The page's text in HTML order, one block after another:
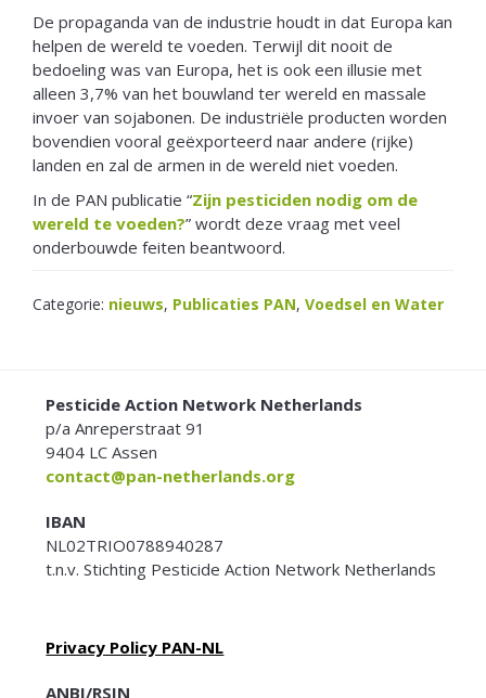
De propaganda van de industrie houdt in dat Europa kan
helpen de wereld te voeden. Terwijl dit nooit de
bedoeling was van Europa, het is ook een illusie met
alleen 3,7% van het bouwland ter wereld en mas­sale
invoer van sojabonen. De industriële producten worden
bovendien vooral geëxporteerd naar andere (rijke)
landen en zal de armen in de wereld niet voeden.
In de PAN publicatie “Zijn pesticiden nodig om de
wereld te voeden?” wordt deze vraag met veel
onderbouwde feiten beantwoord.
Categorie: nieuws, Publicaties PAN, Voedsel en Water
FOOTERPesticide Action Network Netherlands
p/a Anreperstraat 91
9404 LC Assen
contact@pan-netherlands.org
IBAN
NL02TRIO0788940287
t.n.v. Stichting Pesticide Action Network Netherlands
Privacy Policy PAN-NL
ANBI/RSIN